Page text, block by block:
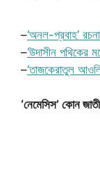
–‘অনল-প্রবাহ’
–‘উদাসীন পথিকের
–‘তাজকেরাতুল
‘নেমেসিস’ কোন